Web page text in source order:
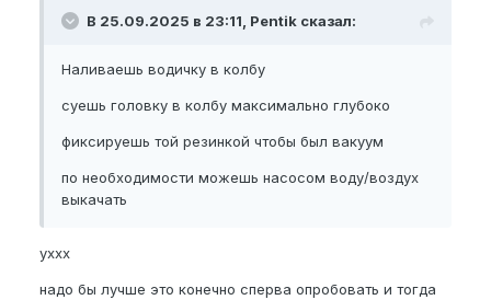
В 25.09.2025 в 23:11, Pentik сказал:
Наливаешь водичку в колбу
суешь головку в колбу максимально глубоко
фиксируешь той резинкой чтобы был вакуум
по необходимости можешь насосом воду/воздух
выкачать
уххх
надо бы лучше это конечно сперва опробовать и тогда